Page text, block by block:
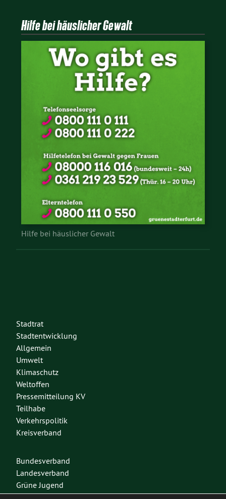
Hilfe bei häuslicher Gewalt
Hilfe bei häuslicher Gewalt
Stadtrat
Stadtentwicklung
Allgemein
Umwelt
Klimaschutz
Weltoffen
Pressemitteilung KV
Teilhabe
Verkehrspolitik
Kreisverband
Bundesverband
Landesverband
Grüne Jugend